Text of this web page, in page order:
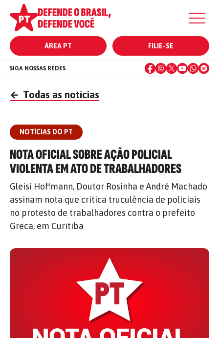
ÁREA PT FILIE-SE
SIGA NOSSAS REDES
← Todas as notícias
NOTÍCIAS DO PT
NOTA OFICIAL SOBRE AÇÃO POLICIAL
VIOLENTA EM ATO DE TRABALHADORES
Gleisi Hoffmann, Doutor Rosinha e André Machado
assinam nota que critica truculência de policiais
no protesto de trabalhadores contra o prefeito
Greca, em Curitiba